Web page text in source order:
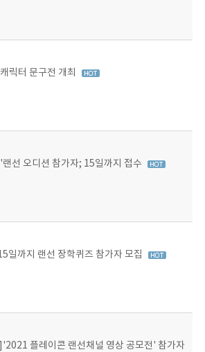
릭터 문구전 개최
선 오디션 참가자; 15일까지 접수
일까지 랜선 장학퀴즈 참가자 모집
플레이콘 랜선채널 영상 공모전' 참가자